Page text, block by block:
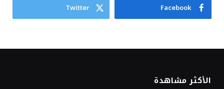
Facebook
Twitter
الأكثر مشاهدة